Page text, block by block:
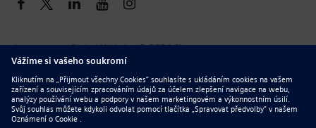
siemens.com Global Website © 2026 Siemens
Whistleblowing
Corporate Information
DMCA
Privacy Notice
Terms of Use
Digital ID Report Piracy